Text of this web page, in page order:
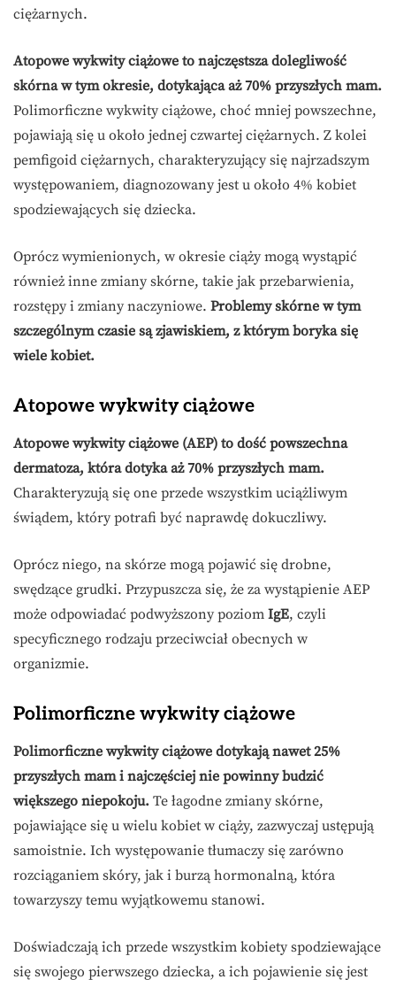
ciężarnych.
Atopowe wykwity ciążowe to najczęstsza dolegliwość
skórna w tym okresie, dotykająca aż 70% przyszłych mam.
Polimorficzne wykwity ciążowe, choć mniej powszechne,
pojawiają się u około jednej czwartej ciężarnych. Z kolei
pemfigoid ciężarnych, charakteryzujący się najrzadszym
występowaniem, diagnozowany jest u około 4% kobiet
spodziewających się dziecka.
Oprócz wymienionych, w okresie ciąży mogą wystąpić
również inne zmiany skórne, takie jak przebarwienia,
rozstępy i zmiany naczyniowe. Problemy skórne w tym
szczególnym czasie są zjawiskiem, z którym boryka się
wiele kobiet.
Atopowe wykwity ciążowe
Atopowe wykwity ciążowe (AEP) to dość powszechna
dermatoza, która dotyka aż 70% przyszłych mam.
Charakteryzują się one przede wszystkim uciążliwym
świądem, który potrafi być naprawdę dokuczliwy.
Oprócz niego, na skórze mogą pojawić się drobne,
swędzące grudki. Przypuszcza się, że za wystąpienie AEP
może odpowiadać podwyższony poziom IgE, czyli
specyficznego rodzaju przeciwciał obecnych w
organizmie.
Polimorficzne wykwity ciążowe
Polimorficzne wykwity ciążowe dotykają nawet 25%
przyszłych mam i najczęściej nie powinny budzić
większego niepokoju. Te łagodne zmiany skórne,
pojawiające się u wielu kobiet w ciąży, zazwyczaj ustępują
samoistnie. Ich występowanie tłumaczy się zarówno
rozciąganiem skóry, jak i burzą hormonalną, która
towarzyszy temu wyjątkowemu stanowi.
Doświadczają ich przede wszystkim kobiety spodziewające
się swojego pierwszego dziecka, a ich pojawienie się jest